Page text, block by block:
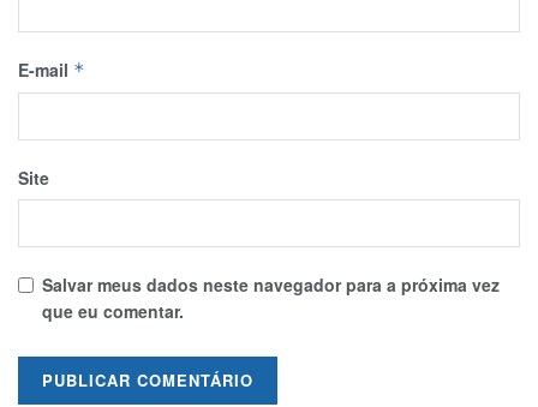
E-mail *
Site
Salvar meus dados neste navegador para a próxima vez
que eu comentar.